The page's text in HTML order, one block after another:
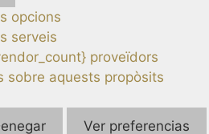
opcions
serveis
proveïdors
sobre aquests propòsits
Ver preferencias